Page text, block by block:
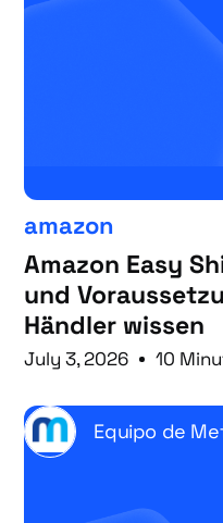
amazon
Amazon Easy
und
Händler wissen
July 3, 2026 10
Equipo de